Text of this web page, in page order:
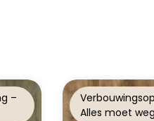
–
Alles moet